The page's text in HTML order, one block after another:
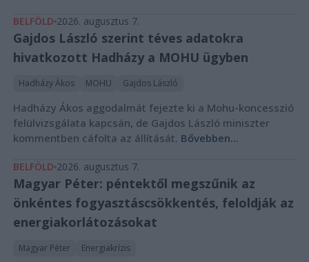
BELFÖLD 2026. augusztus 7.
Gajdos László szerint téves adatokra
hivatkozott Hadházy a MOHU ügyben
Hadházy Ákos MOHU Gajdos László
Hadházy Ákos aggodalmát fejezte ki a Mohu-koncesszió
felülvizsgálata kapcsán, de Gajdos László miniszter
kommentben cáfolta az állítását. Bővebben...
BELFÖLD 2026. augusztus 7.
Magyar Péter: péntektől megszűnik az
önkéntes fogyasztáscsökkentés, feloldják az
energiakorlátozásokat
Magyar Péter Energiakrízis